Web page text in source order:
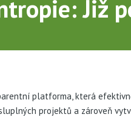
Již
platforma, která
projektů a zároveň